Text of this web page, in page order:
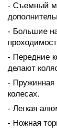
- Съемный
- Большие
- Передние
делают
- Пружинная
колесах.
- Легкая
- Ножная